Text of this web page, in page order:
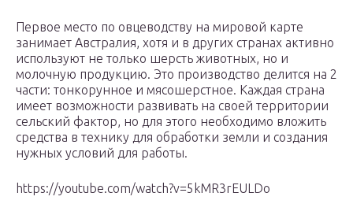
Первое место по овцеводству на мировой карте
занимает Австралия, хотя и в других странах активно
используют не только шерсть животных, но и
молочную продукцию. Это производство делится на 2
части: тонкорунное и мясошерстное. Каждая страна
имеет возможности развивать на своей территории
сельский фактор, но для этого необходимо вложить
средства в технику для обработки земли и создания
нужных условий для работы.
https://youtube.com/watch?v=5kMR3rEULDo